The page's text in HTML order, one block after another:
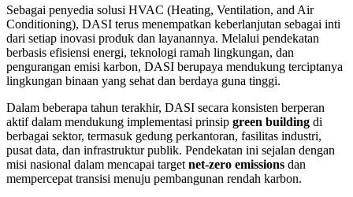
Sebagai penyedia solusi HVAC (Heating, Ventilation, and Air
Conditioning), DASI terus menempatkan keberlanjutan sebagai inti
dari setiap inovasi produk dan layanannya. Melalui pendekatan
berbasis efisiensi energi, teknologi ramah lingkungan, dan
pengurangan emisi karbon, DASI berupaya mendukung terciptanya
lingkungan binaan yang sehat dan berdaya guna tinggi.
Dalam beberapa tahun terakhir, DASI secara konsisten berperan
aktif dalam mendukung implementasi prinsip green building di
berbagai sektor, termasuk gedung perkantoran, fasilitas industri,
pusat data, dan infrastruktur publik. Pendekatan ini sejalan dengan
misi nasional dalam mencapai target net-zero emissions dan
mempercepat transisi menuju pembangunan rendah karbon.